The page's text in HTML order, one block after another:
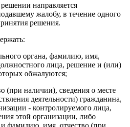
направляется
жалобу, в течение одного
решения.
органа, фамилию, имя,
лица, решение и (или)
обжалуются;
(при наличии), сведения о месте
деятельности) гражданина,
- контролируемого лица,
этой организации, либо
фамилию, имя, отчество (при